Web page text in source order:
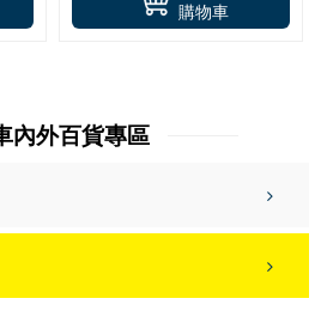
購物車
內外百貨專區